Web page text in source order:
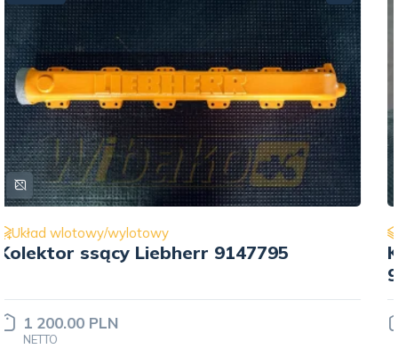
Układ wlotowy/wylotowy
Kolektor wydechowy Liebherr
1 600.00 PLN
NETTO